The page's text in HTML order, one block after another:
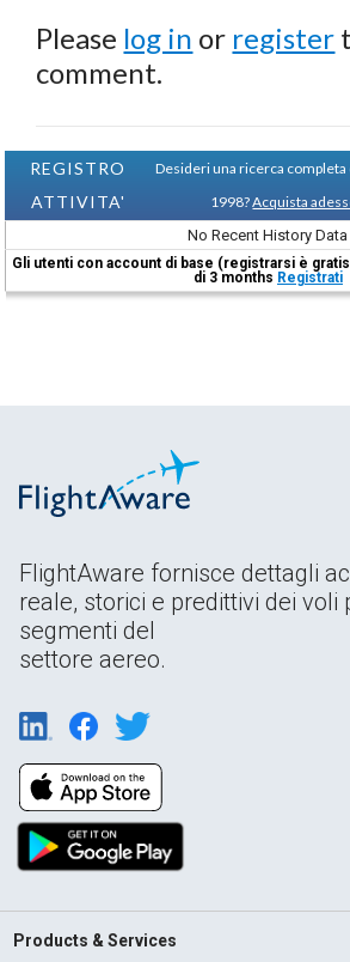
Please log in or register
comment.
REGISTRO
ATTIVITA'
Desideri una ricerca
1998?Acquista
No Recent History Data
Gli utenti con account di base (registrarsi è
di 3 months Registrati
FlightAware fornisce dettagli
reale, storici e predittivi dei voli
segmenti del
settore aereo.
Products & Services